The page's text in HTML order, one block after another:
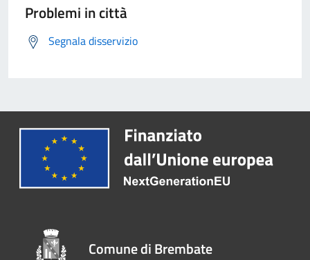
Problemi in città
Segnala disservizio
Comune di Brembate